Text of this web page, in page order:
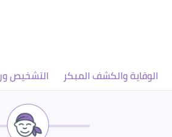
الوقاية والكشف المبكر التشخيص